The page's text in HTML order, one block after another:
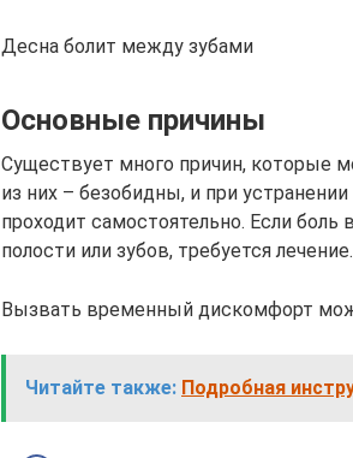
Десна болит между зубами
Основные причины
Существует много причин, которые
из них – безобидны, и при
проходит самостоятельно. Если
полости или зубов, требуется лечение.
Вызвать временный дискомфорт
Читайте также: Подробная